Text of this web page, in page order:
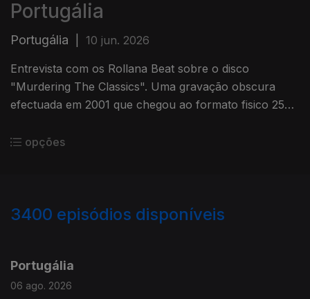
Portugália
Portugália 10 jun. 2026
Entrevista com os Rollana Beat sobre o disco
"Murdering The Classics". Uma gravação obscura
efectuada em 2001 que chegou ao formato fisico 25
opções
3400 episódios disponíveis
Portugália
06 ago. 2026